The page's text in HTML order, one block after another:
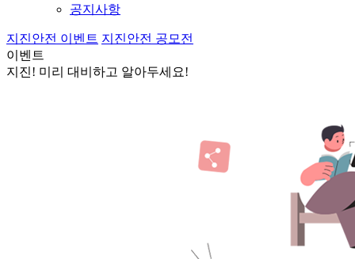
공지사항
지진안전 이벤트 지진안전 공모전
이벤트
지진! 미리 대비하고 알아두세요!